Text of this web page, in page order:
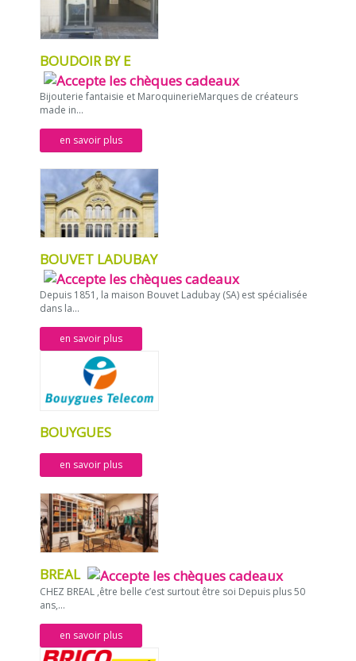
BOUDOIR BY E
Bijouterie fantaisie et MaroquinerieMarques de créateurs
made in...
en savoir plus
BOUVET LADUBAY
Depuis 1851, la maison Bouvet Ladubay (SA) est spécialisée
dans la...
en savoir plus
BOUYGUES
en savoir plus
BREAL
CHEZ BREAL ,être belle c’est surtout être soi Depuis plus 50
ans,...
en savoir plus